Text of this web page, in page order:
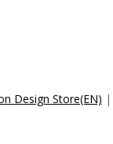
Design Store(EN) |